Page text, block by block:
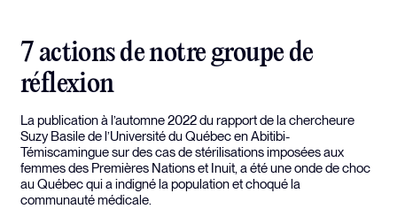
7 actions de notre groupe de
réflexion
La publication à l’automne 2022 du rapport de la chercheure
Suzy Basile de l’Université du Québec en Abitibi-
Témiscamingue sur des cas de stérilisations imposées aux
femmes des Premières Nations et Inuit, a été une onde de choc
au Québec qui a indigné la population et choqué la
communauté médicale.